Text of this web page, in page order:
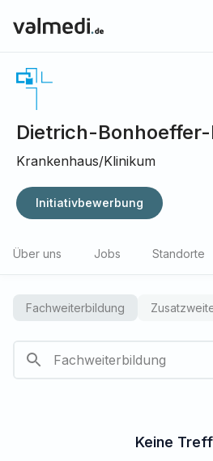
Dietrich-
Krankenhaus/Klinikum
Initiativbewerbung
Über uns Jobs Standorte
Fachweiterbildung
Keine